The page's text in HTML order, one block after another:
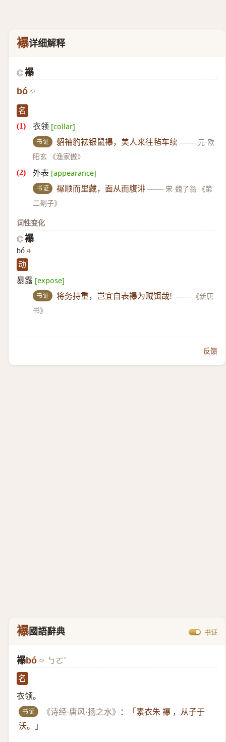
襮详细解释
◎ 襮
bó
名
衣领 [collar]
书证 貂袖豹袪银鼠襮，美人来往毡车续 —— 元·欧
阳玄 《渔家傲》
外表 [appearance]
书证 襮顺而里藏，面从而腹诽 —— 宋·魏了翁 《第
二剳子》
词性变化
◎ 襮
bó
动
暴露 [expose]
书证 将务持重，岂宜自表襮为贼饵哉! ——
《新唐
书》
反馈
襮國語辭典 书证
襮bó ㄅㄛˊ
名
衣领。
书证 《诗经·唐风·扬之水》 ：
「素衣朱 襮 ，从子于
沃。」